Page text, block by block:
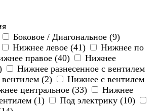
Боковое / Диагональное (9)
Нижнее левое (41)
Нижнее по
правое (40)
Нижнее
Нижнее разнесенное с вентилем
(2)
Нижнее с вентилем
центральное (33)
Нижнее
(1) Под электрику (10)